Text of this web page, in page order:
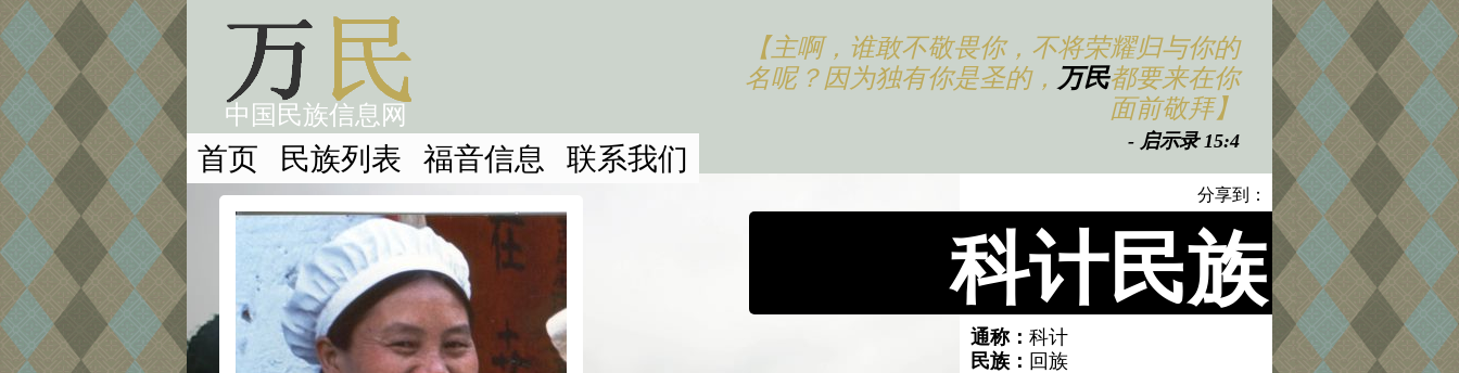
中国民族信息网
首页 民族列表 福音信息 联系我们
【主啊，谁敢不敬畏你，不将荣耀归与你的
名呢？因为独有你是圣的， 万民都要来在你
面前敬拜】
- 启示录 15:4
分享到：
科计民族
通称： 科计
民族： 回族